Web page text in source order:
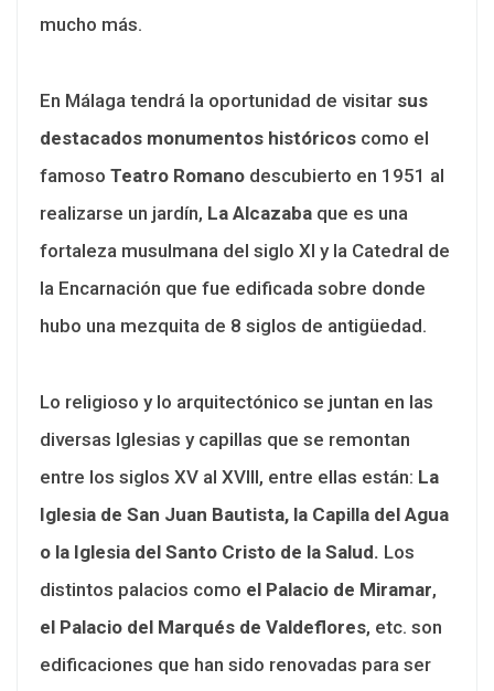
mucho más.
En Málaga tendrá la oportunidad de visitar sus
destacados monumentos históricos como el
famoso Teatro Romano descubierto en 1951 al
realizarse un jardín, La Alcazaba que es una
fortaleza musulmana del siglo XI y la Catedral de
la Encarnación que fue edificada sobre donde
hubo una mezquita de 8 siglos de antigüedad.
Lo religioso y lo arquitectónico se juntan en las
diversas Iglesias y capillas que se remontan
entre los siglos XV al XVIII, entre ellas están: La
Iglesia de San Juan Bautista, la Capilla del Agua
o la Iglesia del Santo Cristo de la Salud. Los
distintos palacios como el Palacio de Miramar,
el Palacio del Marqués de Valdeflores, etc. son
edificaciones que han sido renovadas para ser